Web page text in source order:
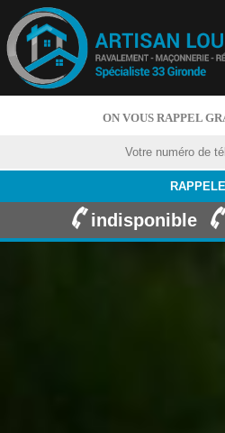
ON VOUS RAPPEL
indisponible